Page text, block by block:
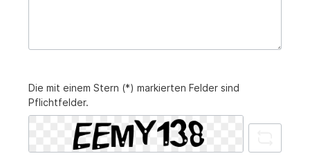
Die mit einem Stern (*) markierten Felder sind
Pflichtfelder.